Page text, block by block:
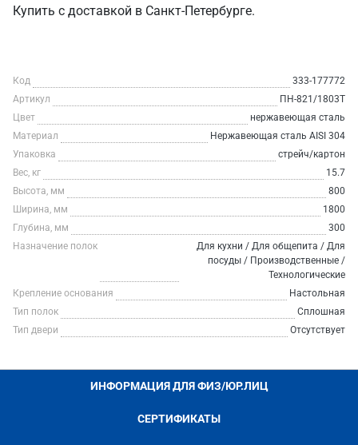
Купить с доставкой в Санкт‑Петербурге.
Код
333-177772
Артикул
ПН-821/1803Т
Цвет
нержавеющая сталь
Материал
Нержавеющая сталь AISI 304
Упаковка
стрейч/картон
Вес, кг
15.7
Высота, мм
800
Ширина, мм
1800
Глубина, мм
300
Назначение полок
Для кухни / Для общепита / Для
посуды / Производственные /
Технологические
Крепление основания
Настольная
Тип полок
Сплошная
Тип двери
Отсутствует
ИНФОРМАЦИЯ ДЛЯ ФИЗ/ЮР.ЛИЦ
СЕРТИФИКАТЫ